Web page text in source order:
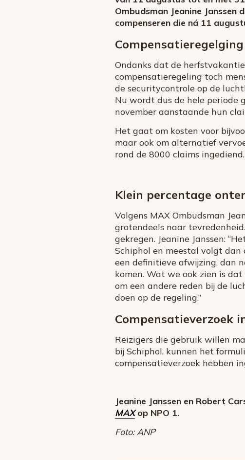
Ombudsman Jeanine
compenseren die ná 11
Ondanks dat de
compensatieregeling toch
de securitycontrole op de
Nu wordt dus de hele periode
november aanstaande hun
Het gaat om kosten voor
maar ook om alternatief
rond de 8000 claims
Klein percentage
Volgens MAX Ombudsman
grotendeels naar
gekregen. Jeanine Janssen:
Schiphol en meestal volgt dan
een definitieve afwijzing, dan
komen. Wat we ook zien is
om een andere reden bij de
doen op de regeling.”
Compensatieverzoek
Reizigers die gebruik willen
bij Schiphol, kunnen het
compensatieverzoek hebben
Jeanine Janssen en Robert
MAXop NPO 1.
Foto: ANP